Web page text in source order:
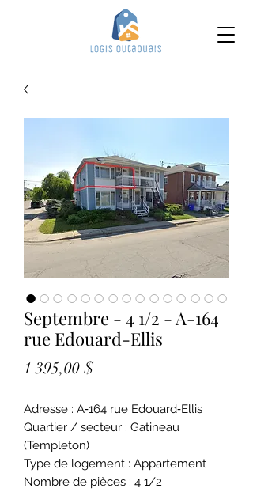
Septembre - 4 1/2 - A-164
rue Edouard-Ellis
1 395,00 $
Adresse : A‑164 rue Edouard‑Ellis
Quartier / secteur : Gatineau
(Templeton)
Type de logement : Appartement
Nombre de pièces : 4 1/2